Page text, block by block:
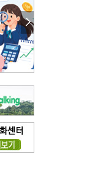
시민이 개발한 폭염 대응 앱 ‘그늘로’ 길안내 지도 등 인기
골목 맛집 발굴 고메 셀렉션…부산시, 페스티벌 시월 연계